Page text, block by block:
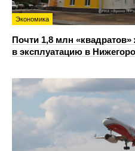
Экономика
Почти 1,8 млн
в эксплуатацию в